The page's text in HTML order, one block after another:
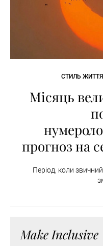
СТИЛЬ
Місяць
прогноз на
Період, коли
Make Inclusive